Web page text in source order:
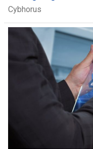
Cybhorus